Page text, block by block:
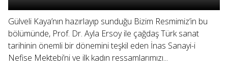
Gülveli Kaya’nın hazırlayıp sunduğu Bizim Resmimiz’in bu
bölümünde, Prof. Dr. Ayla Ersoy ile çağdaş Türk sanat
tarihinin önemli bir dönemini teşkil eden İnas Sanayi-i
Nefise Mektebi’ni ve ilk kadın ressamlarımızı...